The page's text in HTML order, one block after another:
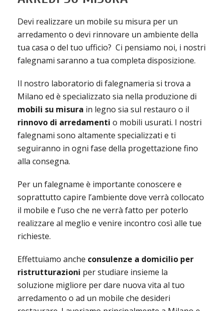
Devi realizzare un mobile su misura per un
arredamento o devi rinnovare un ambiente della
tua casa o del tuo ufficio? Ci pensiamo noi, i nostri
falegnami saranno a tua completa disposizione.
Il nostro laboratorio di falegnameria si trova a
Milano ed è specializzato sia nella produzione di
mobili su misura in legno sia sul restauro o il
rinnovo di arredamenti o mobili usurati. I nostri
falegnami sono altamente specializzati e ti
seguiranno in ogni fase della progettazione fino
alla consegna.
Per un falegname è importante conoscere e
soprattutto capire l’ambiente dove verrà collocato
il mobile e l’uso che ne verrà fatto per poterlo
realizzare al meglio e venire incontro così alle tue
richieste.
Effettuiamo anche consulenze a domicilio per
ristrutturazioni per studiare insieme la
soluzione migliore per dare nuova vita al tuo
arredamento o ad un mobile che desideri